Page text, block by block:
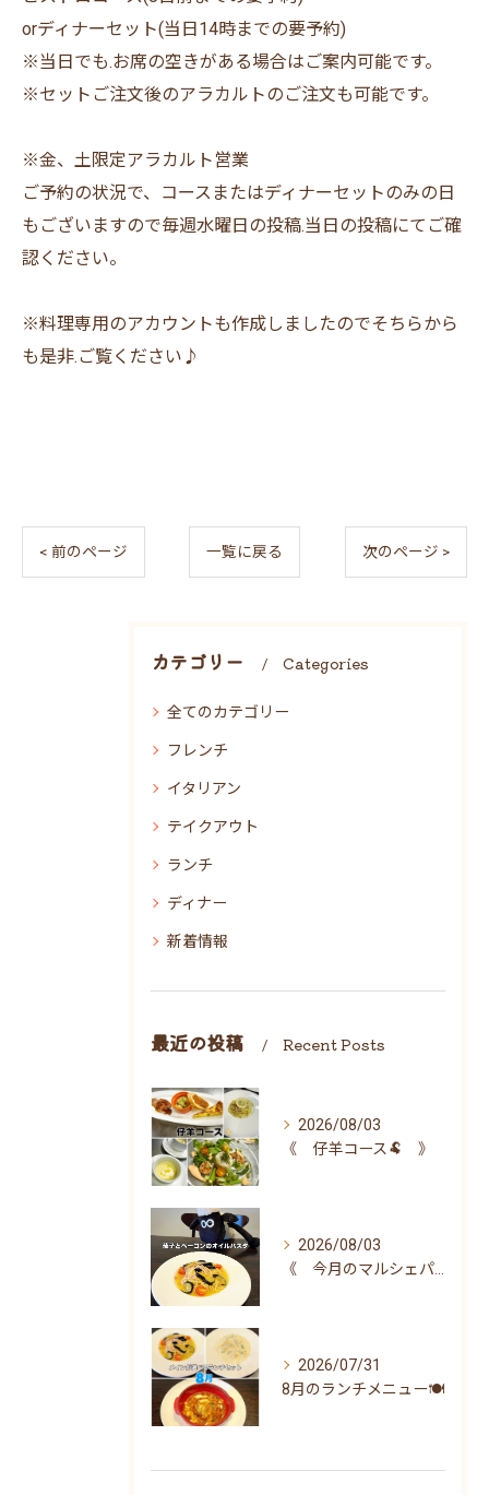
orディナーセット(当日14時までの要予約)
※当日でも.お席の空きがある場合はご案内可能です。
※セットご注文後のアラカルトのご注文も可能です。
※金、土限定アラカルト営業
ご予約の状況で、コースまたはディナーセットのみの日
もございますので毎週水曜日の投稿.当日の投稿にてご確
認ください。
※料理専用のアカウントも作成しましたのでそちらから
も是非.ご覧ください♪
< 前のページ 一覧に戻る 次のページ >
カテゴリー Categories
全てのカテゴリー
フレンチ
イタリアン
テイクアウト
ランチ
ディナー
新着情報
最近の投稿 Recent Posts
2026/08/03
《 仔羊コース🐏 》
2026/08/03
2026/07/31
8月のランチメニュー🍽